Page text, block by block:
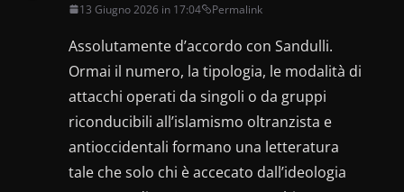
13 Giugno 2026 in 17:04 Permalink
Assolutamente d’accordo con Sandulli.
Ormai il numero, la tipologia, le modalità di
attacchi operati da singoli o da gruppi
riconducibili all’islamismo oltranzista e
antioccidentali formano una letteratura
tale che solo chi è accecato dall’ideologia